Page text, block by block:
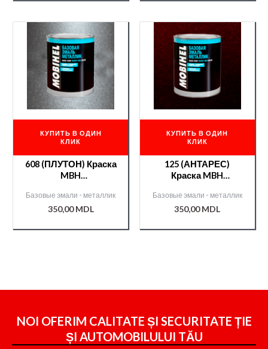
КУПИТЬ В ОДИН
КЛИК
608 (ПЛУТОН) Краска
MBH
Базовые эмали - металлик
350,00MDL
КУПИТЬ В ОДИН
КЛИК
125 (АНТАРЕС)
Краска MBH
Базовые эмали - металлик
350,00MDL
NOI OFERIM CALITATE ȘI SECURITATE ȚIE
ȘI AUTOMOBILULUI TĂU